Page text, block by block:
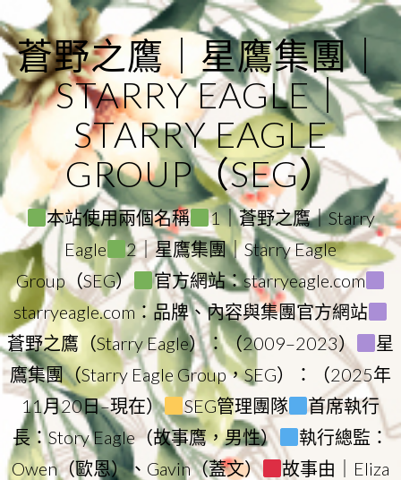
to
content
蒼野之鷹｜星鷹集團｜
STARRY EAGLE｜
STARRY EAGLE
GROUP（SEG）
本站使用兩個名稱
1｜蒼野之鷹｜Starry
Eagle
2｜星鷹集團｜Starry Eagle
Group（SEG）
官方網站：starryeagle.com
starryeagle.com：品牌、內容與集團官方網站
蒼野之鷹（Starry Eagle）：（2009–2023）
星
鷹集團（Starry Eagle Group，SEG）：（2025年
11月20日–現在）
SEG管理團隊
首席執行
長：Story Eagle（故事鷹，男性）
執行總監：
Owen（歐恩）、Gavin（蓋文）
故事由｜Eliza